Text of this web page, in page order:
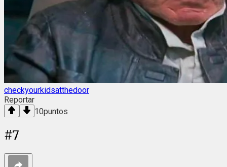
checkyourkidsatthedoor
Reportar
10puntos
#7